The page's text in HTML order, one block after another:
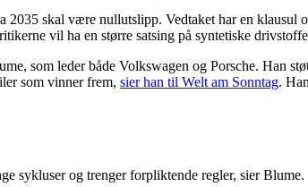
skal være nullutslipp. Vedtaket har en
vil ha en større satsing på syntetiske
som leder både Volkswagen og Porsche. Han
som vinner frem, sier han til Welt am Sonntag.
sykluser og trenger forpliktende regler, sier Blume.